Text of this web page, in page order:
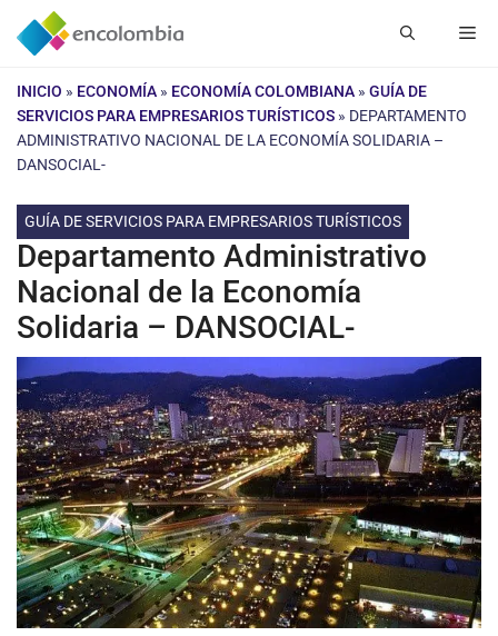
Saltar
INICIO » ECONOMÍA » ECONOMÍA COLOMBIANA » GUÍA DE
SERVICIOS PARA EMPRESARIOS TURÍSTICOS » DEPARTAMENTO
ADMINISTRATIVO NACIONAL DE LA ECONOMÍA SOLIDARIA –
DANSOCIAL-
GUÍA DE SERVICIOS PARA EMPRESARIOS TURÍSTICOS
Departamento Administrativo
Nacional de la Economía
Solidaria – DANSOCIAL-